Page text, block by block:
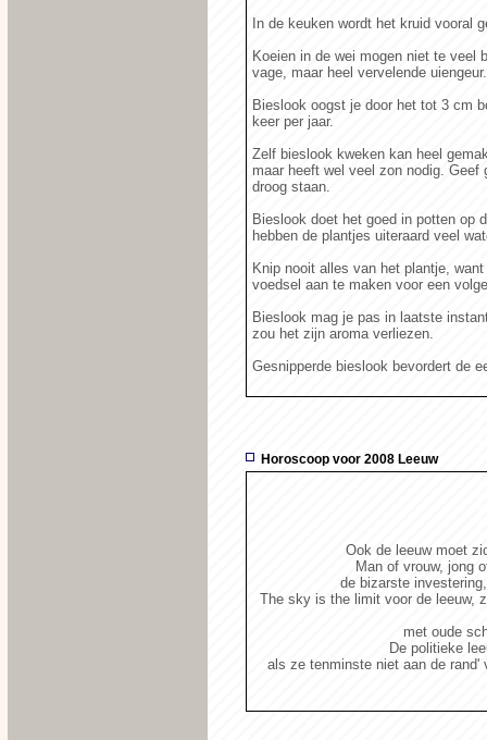
In de keuken wordt het kruid vooral
Koeien in de wei mogen niet te veel
vage, maar heel vervelende uiengeur.
Bieslook oogst je door het tot 3 cm
keer per jaar.
Zelf bieslook kweken kan heel
maar heeft wel veel zon nodig. Geef
droog staan.
Bieslook doet het goed in potten op
hebben de plantjes uiteraard veel
Knip nooit alles van het plantje,
voedsel aan te maken voor een
Bieslook mag je pas in laatste
zou het zijn aroma verliezen.
Gesnipperde bieslook bevordert de
Horoscoop voor 2008 Leeuw
Ook de leeuw moet
Man of vrouw, jong
de bizarste
The sky is the limit voor de leeuw,
met oude
De politieke
als ze tenminste niet aan de rand'